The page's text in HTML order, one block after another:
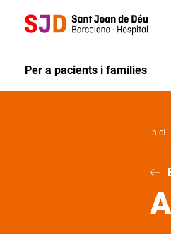
Per a pacients i famílies
Inici